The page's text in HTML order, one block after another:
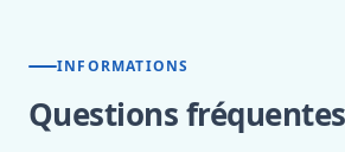
INFORMATIONS
Questions fréquentes